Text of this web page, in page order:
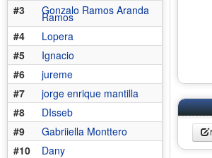
#3
Gonzalo Ramos Aranda
Ramos
#4
Lopera
#5
Ignacio
#6
jureme
#7
jorge enrique mantilla
#8
DIsseb
#9
Gabriiella Monttero
#10
Dany